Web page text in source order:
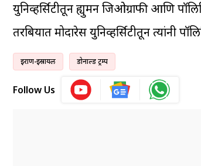
युनिव्हर्सिटीतून ह्युमन जिओग्राफी आणि
तरबियात मोदारेस युनिव्हर्सिटीतून त्यांनी
इराण-इस्रायल डोनाल्ड ट्रम्प
Follow Us